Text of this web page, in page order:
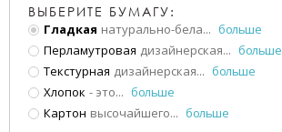
ВЫБЕРИТЕ БУМАГУ:
Гладкая натурально-бела... больше
Перламутровая дизайнерская... больше
Текстурная дизайнерская... больше
Хлопок - это... больше
Картон высочайшего... больше